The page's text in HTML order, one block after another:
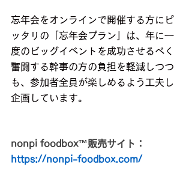
忘年会をオンラインで開催する方にピ
ッタリの「忘年会プラン」は、年に一
度のビッグイベントを成功させるべく
奮闘する幹事の方の負担を軽減しつつ
も、参加者全員が楽しめるよう工夫し
企画しています。
nonpi foodbox™販売サイト：
https://nonpi-foodbox.com/